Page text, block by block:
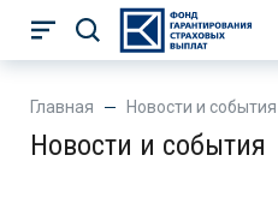
Главная Новости и события
Новости и события